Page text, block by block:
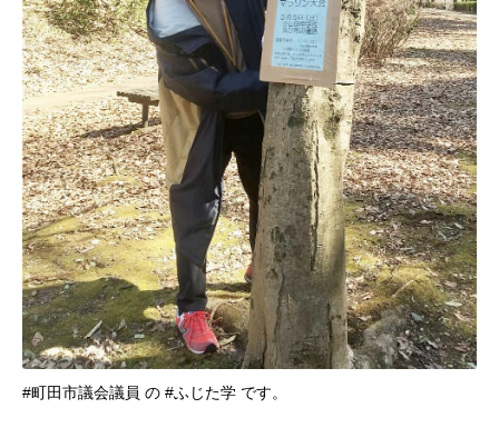
#町田市議会議員 の #ふじた学 です。